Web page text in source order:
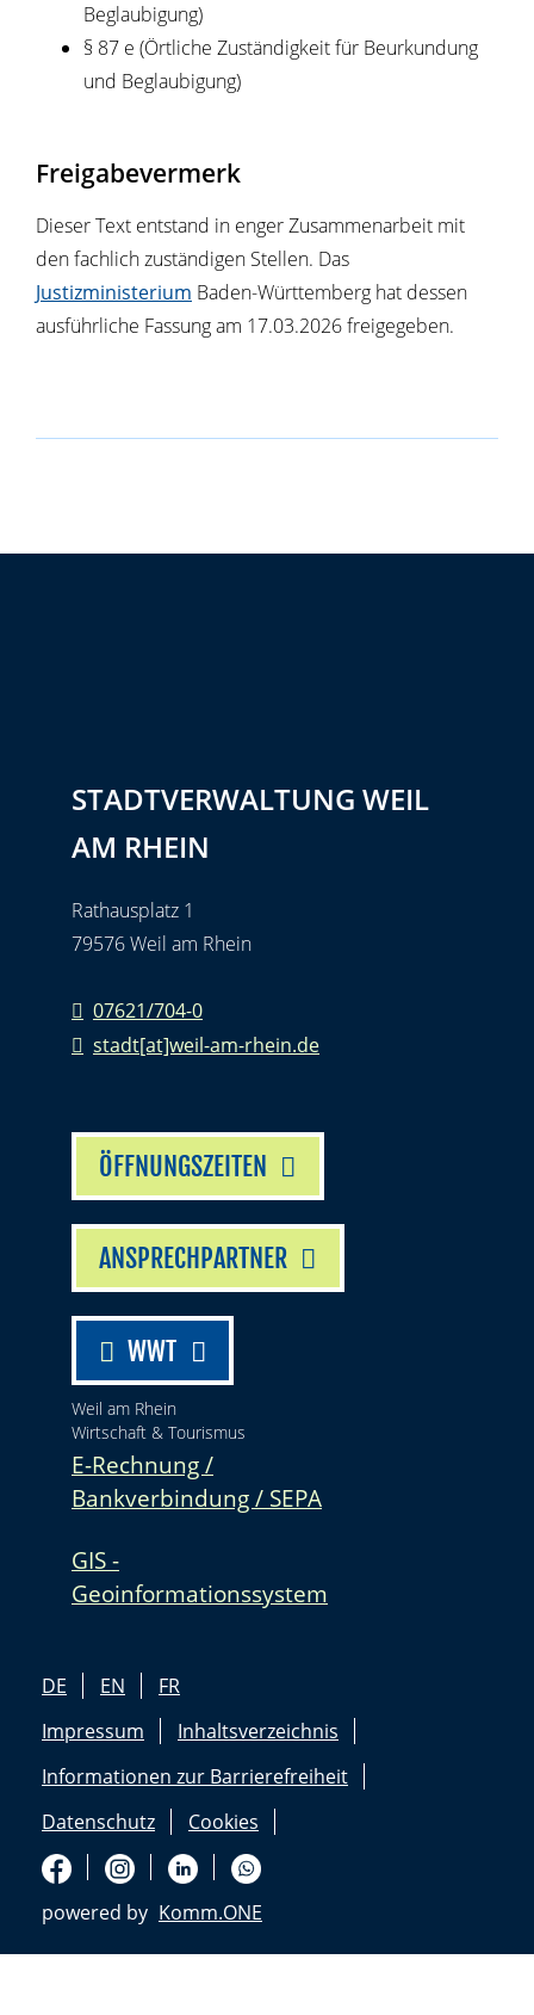
Beglaubigung)
§ 87 e (Örtliche Zuständigkeit für Beurkundung
und Beglaubigung)
Freigabevermerk
Dieser Text entstand in enger Zusammenarbeit mit
den fachlich zuständigen Stellen. Das
Justizministerium Baden-Württemberg hat dessen
ausführliche Fassung am 17.03.2026 freigegeben.
STADTVERWALTUNG WEIL
AM RHEIN
Rathausplatz 1
79576 Weil am Rhein
07621/704-0
stadt[at]weil-am-rhein.de
ÖFFNUNGSZEITEN
ANSPRECHPARTNER
WWT
Weil am Rhein
Wirtschaft & Tourismus
E-Rechnung /
Bankverbindung / SEPA
GIS -
Geoinformationssystem
DE EN
FR
Impressum
Inhaltsverzeichnis
Informationen zur Barrierefreiheit
Datenschutz
Cookies
powered by Komm.ONE